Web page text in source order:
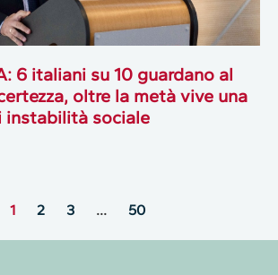
6 italiani su 10 guardano al
oltre la metà vive una
instabilità sociale
1 2 3 … 50